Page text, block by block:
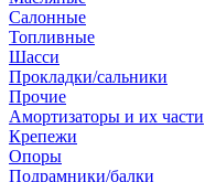
Салонные
Топливные
Шасси
Прокладки/сальники
Прочие
Амортизаторы и их части
Крепежи
Опоры
Подрамники/балки